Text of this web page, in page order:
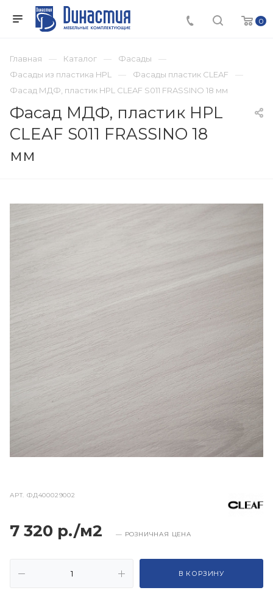
0
Главная Каталог
Фасады
Фасады из пластика HPL
Фасады пластик CLEAF
Фасад МДФ, пластик HPL CLEAF S011 FRASSINO 18 мм
Фасад МДФ, пластик HPL
CLEAF S011 FRASSINO 18
мм
АРТ.ФД400029002
7 320 р./м2 — РОЗНИЧНАЯ ЦЕНА
В КОРЗИНУ